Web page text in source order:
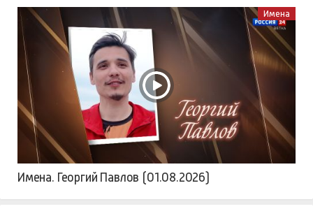
Имена
Имена. Георгий Павлов (01.08.2026)